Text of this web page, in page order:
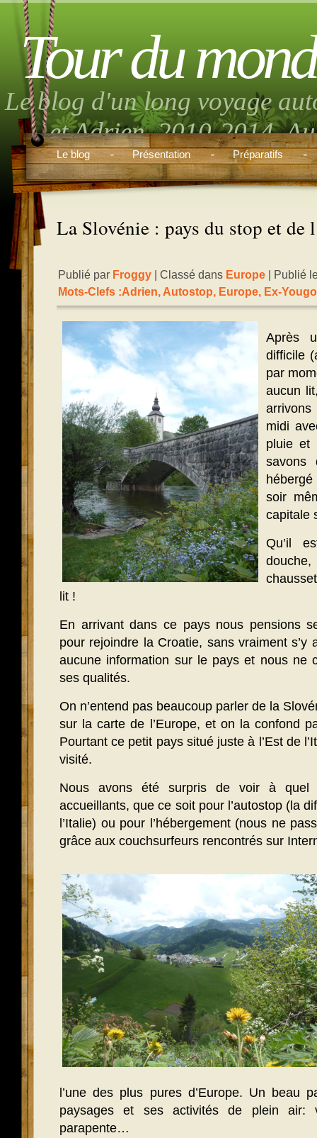
Tour du
Le blog d'un long voyage
et Adrien. 2010-2014.
musique, randonnée,
Le blog Présentation Préparatifs
La Slovénie : pays du stop et de
Publié par Froggy | Classé dans Europe | Publié
Mots-Clefs :Adrien, Autostop, Europe, Ex-
Après
difficile
par
aucun
arrivons
midi
pluie et
savons
soir
capitale
Qu’il
lit !
En arrivant dans ce pays nous pensions
pour rejoindre la Croatie, sans vraiment s’y
aucune information sur le pays et nous ne
ses qualités.
On n’entend pas beaucoup parler de la
sur la carte de l’Europe, et on la confond
Pourtant ce petit pays situé juste à l’Est de
visité.
Nous avons été surpris de voir à quel
accueillants, que ce soit pour l’autostop (la
l’Italie) ou pour l’hébergement (nous ne
grâce aux couchsurfeurs rencontrés sur
l’une des plus pures d’Europe. Un beau
paysages et ses activités de plein air:
parapente…